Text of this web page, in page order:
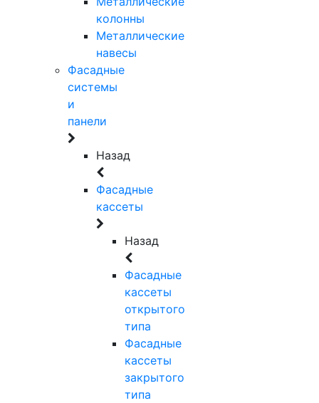
колонны
Металлические
навесы
Фасадные
системы
и
панели
Назад
Фасадные
кассеты
Назад
Фасадные
кассеты
открытого
типа
Фасадные
кассеты
закрытого
типа